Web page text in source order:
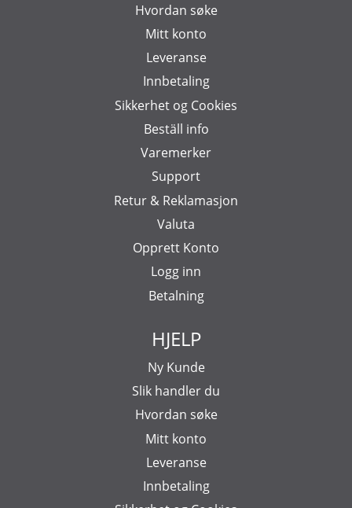
Hvordan søke
Mitt konto
Leveranse
Innbetaling
Sikkerhet og Cookies
Beställ info
Varemerker
Support
Retur & Reklamasjon
Valuta
Opprett Konto
Logg inn
Betalning
HJELP
Ny Kunde
Slik handler du
Hvordan søke
Mitt konto
Leveranse
Innbetaling